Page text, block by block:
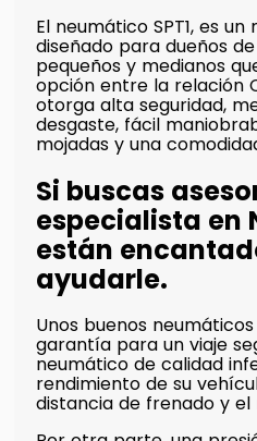
El neumático SPT1, es
diseñado para dueños
pequeños y medianos
opción entre la relación
otorga alta seguridad,
desgaste, fácil
mojadas y una
Si buscas
especialista en
están
ayudarle.
Unos buenos
garantía para un viaje
neumático de calidad
rendimiento de su
distancia de frenado y